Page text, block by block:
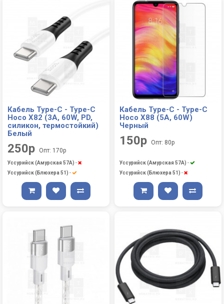
Кабель Type-C - Type-C
Hoco X82 (3A, 60W, PD,
силикон, термостойкий)
Белый
250р Опт: 170р
Уссурийск (Амурская 57А) -
Уссурийск (Блюхера 51) -
Кабель Type-C - Type-C
Hoco X88 (5A, 60W)
Черный
150р Опт: 80р
Уссурийск (Амурская 57А) -
Уссурийск (Блюхера 51) -